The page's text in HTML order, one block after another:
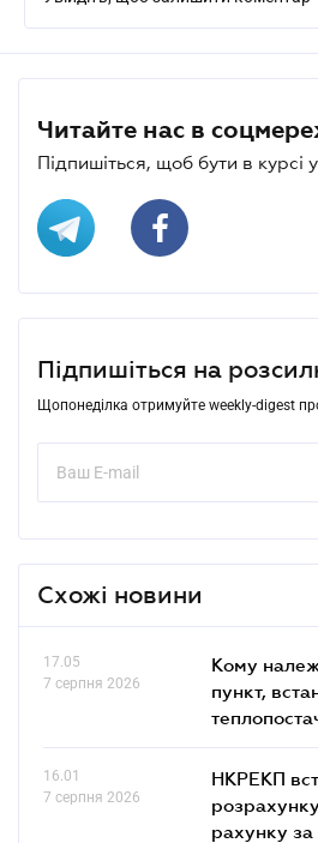
Читайте нас в
Підпишіться, щоб бути в курсі
Підпишіться на
Щопонеділка отримуйте weekly-digest
Схожі новини
17.05
7 серпня 2026
Кому
пункт,
16.01
7 серпня 2026
НКРЕКП
рахунку за